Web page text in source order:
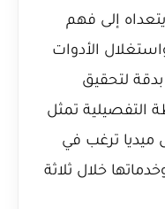
إلى فهم
الأدوات
بدقة لتحقيق
التفصيلية تمثل
ترغب في
خلال ثلاثة